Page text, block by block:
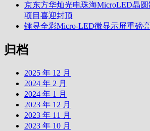
京东方华灿光电珠海MicroLED晶
项目喜迎封顶
镭昱全彩Micro-LED微显示屏重磅亮
归档
2025 年 12 月
2024 年 2 月
2024 年 1 月
2023 年 12 月
2023 年 11 月
2023 年 10 月